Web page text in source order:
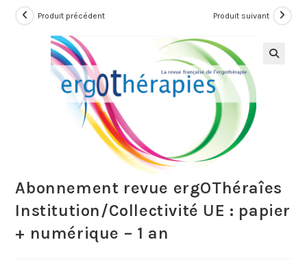
Produit précédent Produit suivant
Abonnement revue ergOThéraîes
Institution/Collectivité UE : papier
+ numérique – 1 an